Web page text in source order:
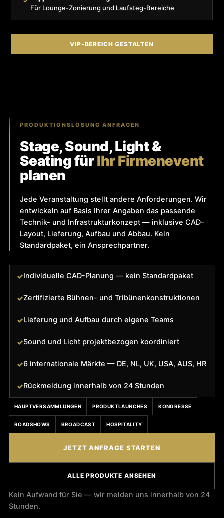
Für Lounge-Zonierung und Laufsteg-Bereiche
VIP-BEREICH GESTALTEN
PRODUKTIONSLÖSUNG ANFRAGEN
Stage, Sound, Light &
Seating fürIhr Firmenevent
planen
Jede Veranstaltung stellt andere Anforderungen. Wir
entwickeln auf Basis Ihrer Angaben das passende
Technik- und Infrastrukturkonzept — inklusive CAD-
Layout, Lieferung, Aufbau und Abbau. Kein
Standardpaket, ein Ansprechpartner.
Individuelle CAD-Planung — kein Standardpaket
Zertifizierte Bühnen- und Tribünenkonstruktionen
Lieferung und Aufbau durch eigene Teams
Sound und Licht projektbezogen koordiniert
6 internationale Märkte — DE, NL, UK, USA, AUS, HR
Rückmeldung innerhalb von 24 Stunden
HAUPTVERSAMMLUNGEN PRODUKTLAUNCHES KONGRESSE
ROADSHOWS BROADCAST HOSPITALITY
JETZT ANFRAGE STARTEN
ALLE PRODUKTE ANSEHEN
Kein Aufwand für Sie — wir melden uns innerhalb von 24
Stunden.